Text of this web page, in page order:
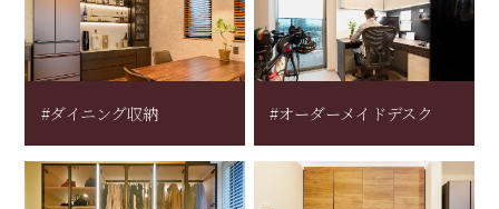
#ダイニング収納 #オーダーメイドデスク